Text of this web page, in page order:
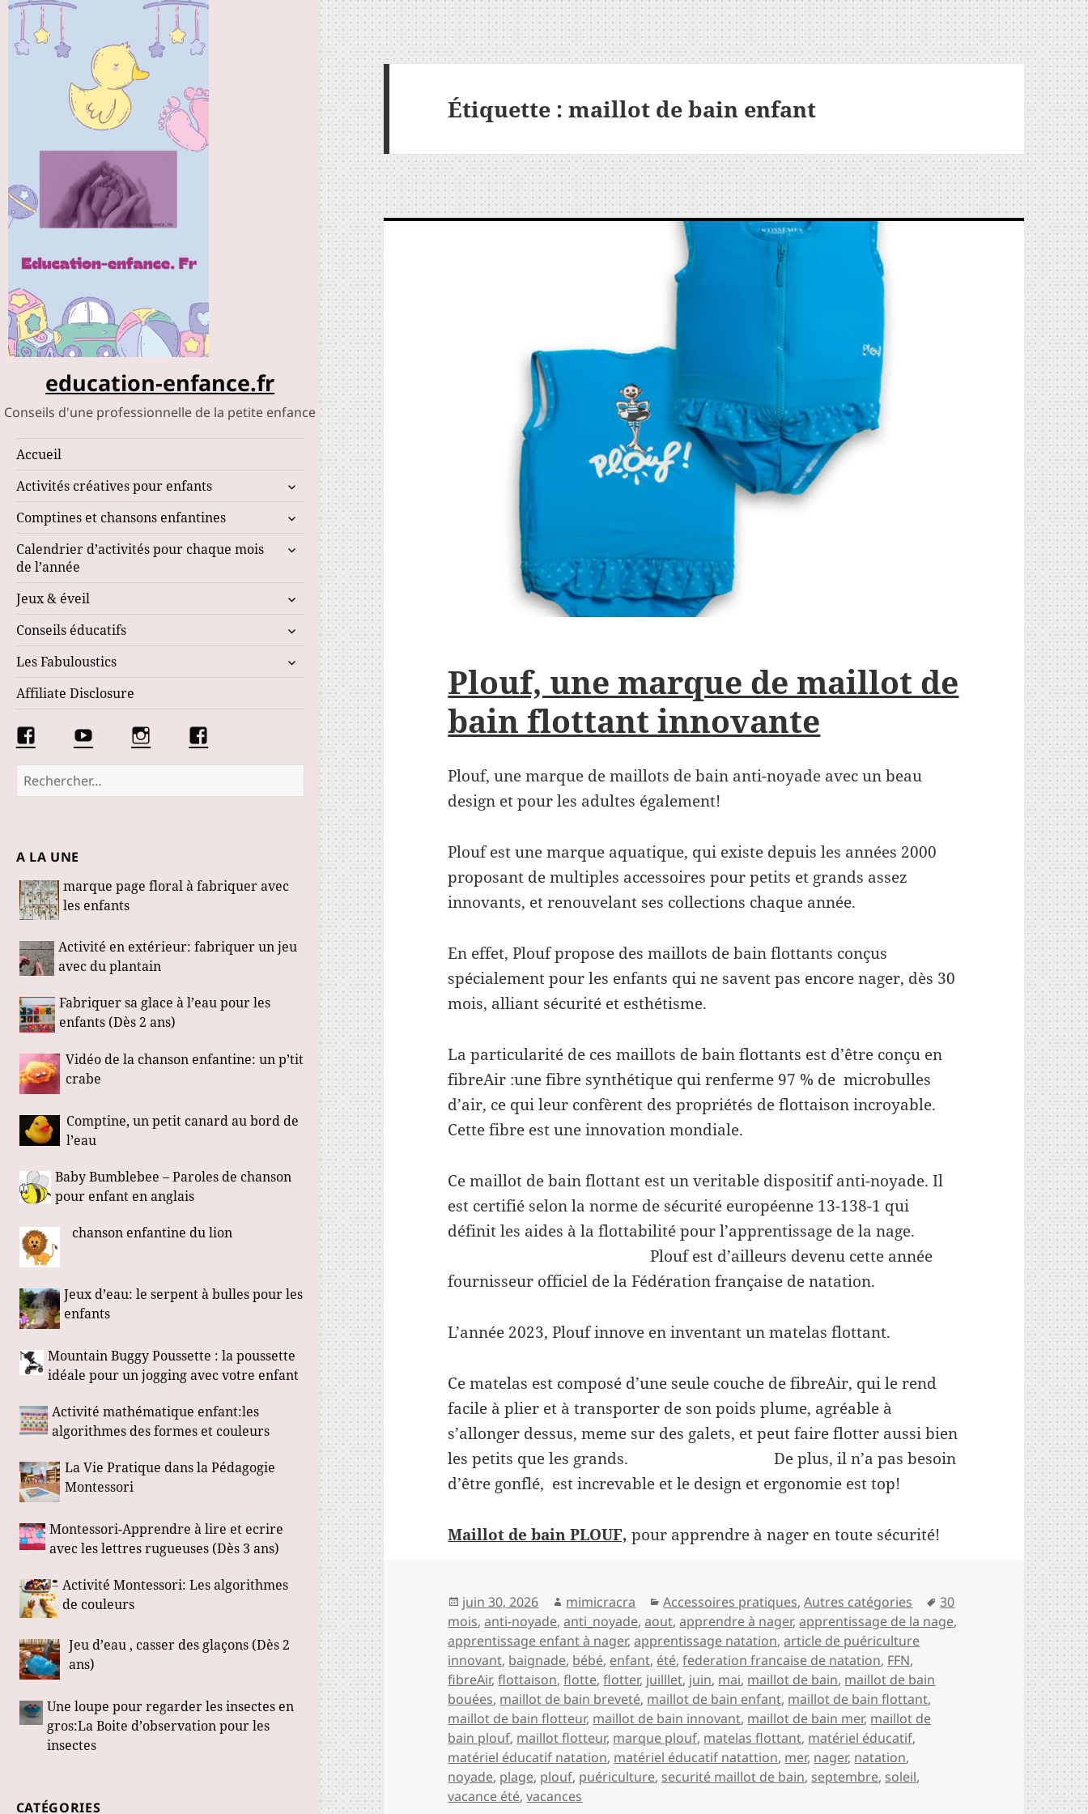
education-enfance.fr
Conseils d'une professionnelle de la petite enfance
Accueil
Activités créatives pour enfants
ouvrir
sous-
Comptines et chansons enfantines
ouvrir
sous-
Calendrier d’activités pour chaque mois
de l’année
ouvrir
menu
Jeux & éveil
ouvrir
sous-
Conseils éducatifs
ouvrir
sous-
Les Fabuloustics
ouvrir
Affiliate Disclosure
Facebook
Les
Fabuloustics
Conseils
d’une
éducatrice
de
Éduquer
les
petits
La
communauté
Marmotille
Rechercher :
A LA UNE
marque page floral à fabriquer avec
les enfants
Activité en extérieur: fabriquer un jeu
avec du plantain
Fabriquer sa glace à l’eau pour les
enfants (Dès 2 ans)
Vidéo de la chanson enfantine: un p’tit
crabe
Comptine, un petit canard au bord de
l’eau
Baby Bumblebee – Paroles de chanson
pour enfant en anglais
chanson enfantine du lion
Jeux d’eau: le serpent à bulles pour les
enfants
Mountain Buggy Poussette : la poussette
idéale pour un jogging avec votre enfant
Activité mathématique enfant:les
algorithmes des formes et couleurs
La Vie Pratique dans la Pédagogie
Montessori
Montessori-Apprendre à lire et ecrire
avec les lettres rugueuses (Dès 3 ans)
Activité Montessori: Les algorithmes
de couleurs
Jeu d’eau , casser des glaçons (Dès 2
ans)
Une loupe pour regarder les insectes en
gros:La Boite d’observation pour les
insectes
CATÉGORIES
Étiquette :maillot de bain enfant
Plouf, une marque de maillot de
bain flottant innovante
Plouf, une marque de maillots de bain anti-noyade avec un beau
design et pour les adultes également!
Plouf est une marque aquatique, qui existe depuis les années 2000
proposant de multiples accessoires pour petits et grands assez
innovants, et renouvelant ses collections chaque année.
En effet, Plouf propose des maillots de bain flottants conçus
spécialement pour les enfants qui ne savent pas encore nager, dès 30
mois, alliant sécurité et esthétisme.
La particularité de ces maillots de bain flottants est d’être conçu en
fibreAir :une fibre synthétique qui renferme 97 % de microbulles
d’air, ce qui leur confèrent des propriétés de flottaison incroyable.
Cette fibre est une innovation mondiale.
Ce maillot de bain flottant est un veritable dispositif anti-noyade. Il
est certifié selon la norme de sécurité européenne 13-138-1 qui
définit les aides à la flottabilité pour l’apprentissage de la nage.
Plouf est d’ailleurs devenu cette année
fournisseur officiel de la Fédération française de natation.
L’année 2023, Plouf innove en inventant un matelas flottant.
Ce matelas est composé d’une seule couche de fibreAir, qui le rend
facile à plier et à transporter de son poids plume, agréable à
s’allonger dessus, meme sur des galets, et peut faire flotter aussi bien
les petits que les grands. De plus, il n’a pas besoin
d’être gonflé, est increvable et le design et ergonomie est top!
Maillot de bain PLOUF, pour apprendre à nager en toute sécurité!
Publié
le
juin 30, 2026 Auteur
mimicracra Catégories
Accessoires pratiques,Autres catégories
Mots-
clés
30
mois,anti-noyade,anti_noyade,aout,apprendre à nager,apprentissage de la nage,
apprentissage enfant à nager,apprentissage natation,article de puériculture
innovant, baignade, bébé, enfant, été,federation francaise de natation, FFN,
fibreAir,flottaison,flotte,flotter, juilllet, juin, mai, maillot de bain, maillot de bain
bouées, maillot de bain breveté, maillot de bain enfant, maillot de bain flottant,
maillot de bain flotteur, maillot de bain innovant, maillot de bain mer, maillot de
bain plouf, maillot flotteur, marque plouf, matelas flottant, matériel éducatif,
matériel éducatif natation, matériel éducatif natattion, mer, nager, natation,
noyade, plage, plouf, puériculture, securité maillot de bain, septembre, soleil,
vacance été,vacances